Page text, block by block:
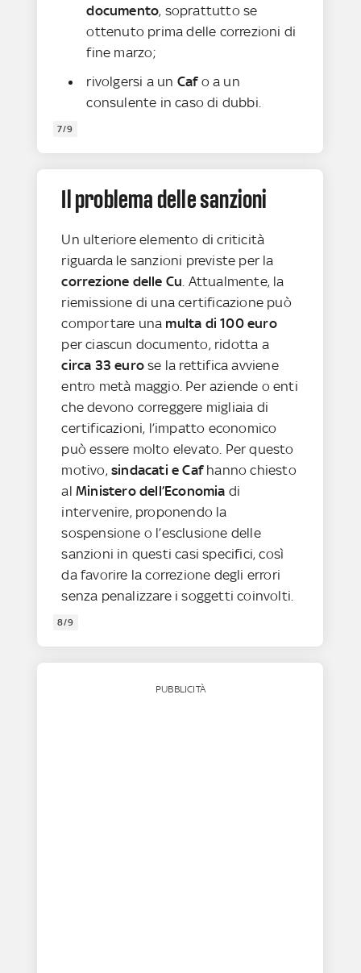
documento, soprattutto se
ottenuto prima delle correzioni di
fine marzo;
rivolgersi a un Caf o a un
consulente in caso di dubbi.
7/9
Il problema delle sanzioni
Un ulteriore elemento di criticità
riguarda le sanzioni previste per la
correzione delle Cu . Attualmente, la
riemissione di una certificazione può
comportare una multa di 100 euro
per ciascun documento, ridotta a
circa 33 euro se la rettifica avviene
entro metà maggio. Per aziende o enti
che devono correggere migliaia di
certificazioni, l’impatto economico
può essere molto elevato. Per questo
motivo,sindacati e Caf hanno chiesto
alMinistero dell’Economia di
intervenire, proponendo la
sospensione o l’esclusione delle
sanzioni in questi casi specifici, così
da favorire la correzione degli errori
senza penalizzare i soggetti coinvolti.
8/9
PUBBLICITÀ